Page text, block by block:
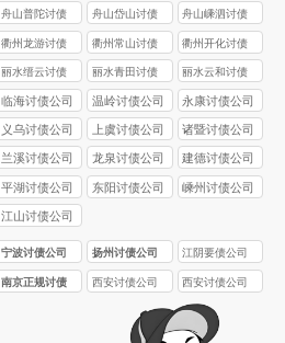
公司
公司
公司
舟山普陀讨债
公司
舟山岱山讨债
公司
舟山嵊泗讨债
公司
衢州龙游讨债
公司
衢州常山讨债
公司
衢州开化讨债
公司
丽水缙云讨债
公司
丽水青田讨债
公司
丽水云和讨债
公司
临海讨债公司 温岭讨债公司 永康讨债公司
义乌讨债公司 上虞讨债公司 诸暨讨债公司
兰溪讨债公司 龙泉讨债公司 建德讨债公司
平湖讨债公司 东阳讨债公司 嵊州讨债公司
江山讨债公司
宁波讨债公司 扬州讨债公司 江阴要债公司
南京正规讨债
西安讨债公司
安要债 / 收债公
西安讨债公司
合法合规！西
安要债 / 收债公